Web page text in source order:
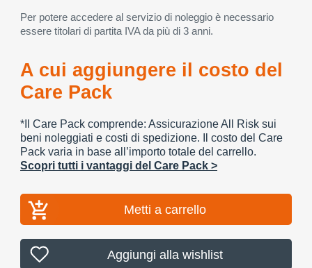
Per potere accedere al servizio di noleggio è necessario
essere titolari di partita IVA da più di 3 anni.
A cui aggiungere il costo del
Care Pack
*Il Care Pack comprende: Assicurazione All Risk sui
beni noleggiati e costi di spedizione. Il costo del Care
Pack varia in base all’importo totale del carrello.
Scopri tutti i vantaggi del Care Pack >
Metti a carrello
Aggiungi alla wishlist